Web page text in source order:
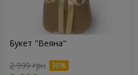
Букет "Веяна"
2 999 грн